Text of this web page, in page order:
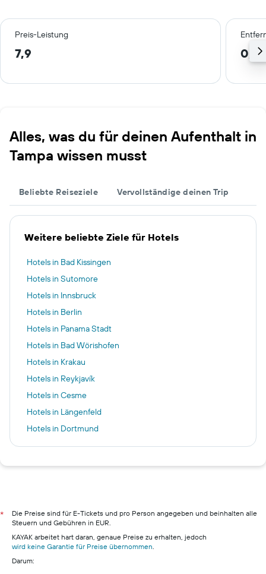
Preis-Leistung
7,9 0,4
Alles, was du für deinen Aufenthalt in
Tampa wissen musst
Beliebte Reiseziele Vervollständige deinen Trip
Weitere beliebte Ziele für Hotels
Hotels in Bad Kissingen
Hotels in Sutomore
Hotels in Innsbruck
Hotels in Berlin
Hotels in Panama Stadt
Hotels in Bad Wörishofen
Hotels in Krakau
Hotels in Reykjavík
Hotels in Cesme
Hotels in Längenfeld
Hotels in Dortmund
Hotels in Las Vegas
Hotels in Warnemünde
Hotels in Neustadt in Holstein
Hotels in München
Hotels in Berchtesgaden
*
Die Preise sind für E-Tickets und pro Person angegeben und beinhalten alle
Steuern und Gebühren in EUR.
KAYAK arbeitet hart daran, genaue Preise zu erhalten, jedoch
wird keine Garantie für Preise übernommen.
Darum: